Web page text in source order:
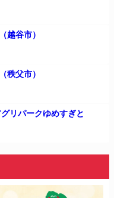
越谷市）
秩父市）
リパークゆめすぎと